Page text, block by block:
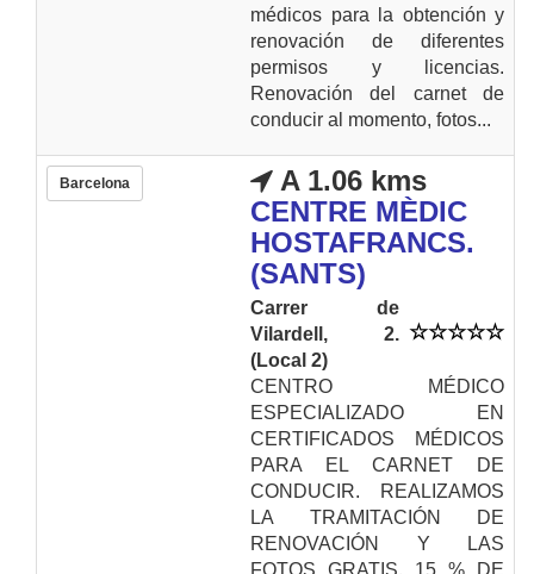
médicos para la obtención y
renovación de diferentes
permisos y licencias.
Renovación del carnet de
conducir al momento, fotos...
Barcelona
A 1.06 kms
CENTRE MÈDIC
HOSTAFRANCS.
(SANTS)
Carrer de
Vilardell, 2.
(Local 2)
CENTRO MÉDICO
ESPECIALIZADO EN
CERTIFICADOS MÉDICOS
PARA EL CARNET DE
CONDUCIR. REALIZAMOS
LA TRAMITACIÓN DE
RENOVACIÓN Y LAS
FOTOS GRATIS. 15 % DE